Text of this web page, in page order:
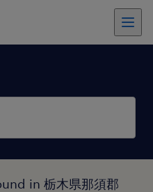
in 栃木県那須郡